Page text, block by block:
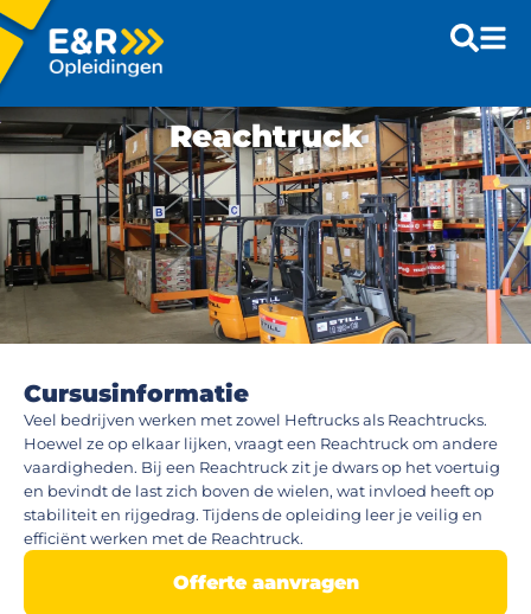
Reachtruck
Cursusinformatie
Veel bedrijven werken met zowel Heftrucks als Reachtrucks.
Hoewel ze op elkaar lijken, vraagt een Reachtruck om andere
vaardigheden. Bij een Reachtruck zit je dwars op het voertuig
en bevindt de last zich boven de wielen, wat invloed heeft op
stabiliteit en rijgedrag. Tijdens de opleiding leer je veilig en
efficiënt werken met de Reachtruck.
Offerte aanvragen